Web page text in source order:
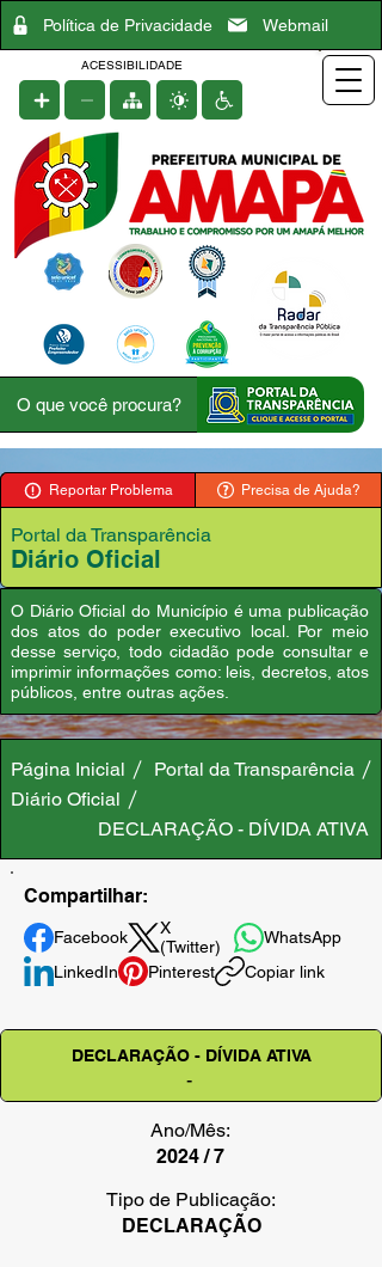
Política de Privacidade Webmail
ACESSIBILIDADE
Reportar Problema Precisa de Ajuda?
Portal da Transparência
Diário Oficial
O Diário Oficial do Município é uma publicação
dos atos do poder executivo local. Por meio
desse serviço, todo cidadão pode consultar e
imprimir informações como: leis, decretos, atos
públicos, entre outras ações.
Página Inicial
Portal da Transparência
Diário Oficial
DECLARAÇÃO - DÍVIDA ATIVA
Compartilhar:
Facebook
X
(Twitter)
WhatsApp
LinkedIn
Pinterest Copiar link
DECLARAÇÃO - DÍVIDA ATIVA
-
Ano/Mês:
2024 / 7
Tipo de Publicação:
DECLARAÇÃO